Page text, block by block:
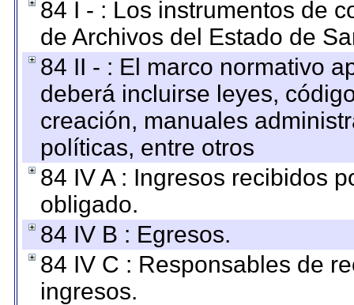
84 I - : Los instrumentos de
de Archivos del Estado de
84 II - : El marco normativo
deberá incluirse leyes,
creación, manuales
políticas, entre otros
84 IV A : Ingresos recibidos
obligado.
84 IV B : Egresos.
84 IV C : Responsables de
ingresos.